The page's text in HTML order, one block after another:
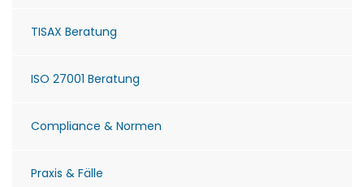
TISAX Beratung
ISO 27001 Beratung
Compliance & Normen
Praxis & Fälle